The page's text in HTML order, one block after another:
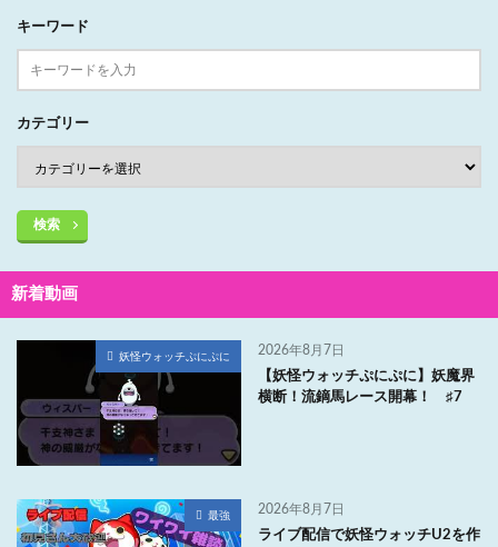
キーワード
カテゴリー
検索
新着動画
妖怪ウォッチぷにぷに 2026年8月7日
【妖怪ウォッチぷにぷに】妖魔界
横断！流鏑馬レース開幕！ ♯7
最強 2026年8月7日
ライブ配信で妖怪ウォッチU2を作